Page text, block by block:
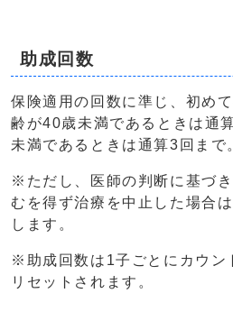
助成回数
保険適用の回数に準じ、初め
齢が40歳未満であるときは通
未満であるときは通算3回まで
※ただし、医師の判断に基づ
むを得ず治療を中止した場合
します。
※助成回数は1子ごとにカウン
リセットされます。